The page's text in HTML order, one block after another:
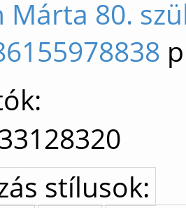
Márta 80.
stílusok: